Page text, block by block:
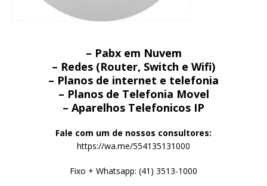
– Pabx em Nuvem
– Redes (Router, Switch e Wifi)
– Planos de internet e telefonia
– Planos de Telefonia Movel
– Aparelhos Telefonicos IP
Fale com um de nossos consultores:
https://wa.me/554135131000
Fixo + Whatsapp: (41) 3513-1000